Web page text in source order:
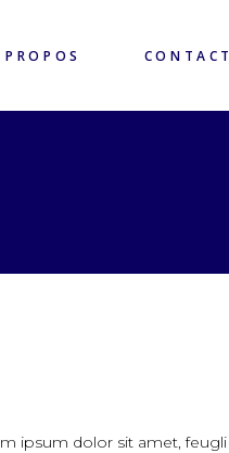
CONTACT
ipsum dolor sit amet, feugli